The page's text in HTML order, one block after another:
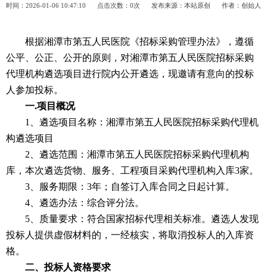
时间：2026-01-06 10:47:10 点击次数： 0次 发布来源：本站原创 作者：创始人
根据湘潭市第五人民医院《招标采购管理办法》，遵循
公平、公正、公开的原则，对湘潭市第五人民医院招标采购
代理机构遴选项目 进行院内公开遴选，现邀请有意向的投标
人参加投标。
一.项目概况
1、遴选项目名称：湘潭市第五人民医院招标采购代理机
构遴选项目
2、遴选范围：湘潭市第五人民医院招标采购代理机构
库，本次遴选货物、服务、工程项目采购代理机构入库3家。
3、服务期限： 3年 ； 自签订入库合同之日起计算。
4、遴选办法：综合评分法。
5、质量要求：符合国家招标代理相关标准。遴选人发现
投标人提供虚假材料的，一经核实，将取消投标人的入库资
格。
二、投标人资格要求